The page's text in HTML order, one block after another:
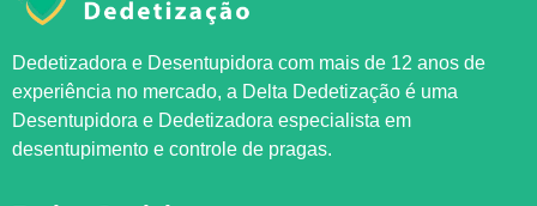
Dedetizadora e Desentupidora com mais de 12 anos de
experiência no mercado, a Delta Dedetização é uma
Desentupidora e Dedetizadora especialista em
desentupimento e controle de pragas.